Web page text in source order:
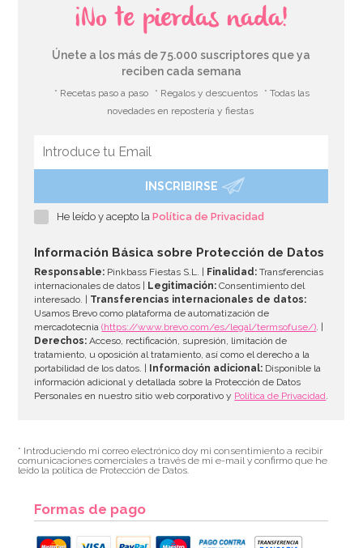
Preparado para Galletas 500 gr - FunCakes
AÑADIR
¡No te pierdas nada!
Únete a los más de 75.000 suscriptores que ya
reciben cada semana
* Recetas paso a paso * Regalos y descuentos
* Todas las
novedades en repostería y fiestas
INSCRIBIRSE
He leído y acepto laPolítica de Privacidad
Información Básica sobre Protección de Datos
Responsable: Pinkbass Fiestas S.L. | Finalidad: Transferencias
internacionales de datos |
Legitimación: Consentimiento del
interesado. | Transferencias internacionales de datos:
Usamos Brevo como plataforma de automatización de
mercadotecnia(https://www.brevo.com/es/legal/termsofuse/). |
Derechos: Acceso, rectificación, supresión, limitación de
tratamiento, u oposición al tratamiento, así como el derecho a la
portabilidad de los datos. |
Información adicional: Disponible la
información adicional y detallada sobre la Protección de Datos
Personales en nuestro sitio web corporativo y Política de Privacidad.
* Introduciendo mi correo electrónico doy mi consentimiento a recibir
comunicaciones comerciales a través de mi e-mail y confirmo que he
leído la política de Protección de Datos.
Formas de pago